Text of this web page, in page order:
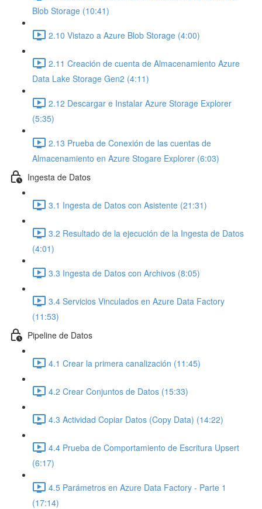
Blob Storage (10:41)
2.10 Vistazo a Azure Blob Storage (4:00)
2.11 Creación de cuenta de Almacenamiento Azure
Data Lake Storage Gen2 (4:11)
2.12 Descargar e Instalar Azure Storage Explorer
(5:35)
2.13 Prueba de Conexión de las cuentas de
Almacenamiento en Azure Stogare Explorer (6:03)
Ingesta de Datos
3.1 Ingesta de Datos con Asistente (21:31)
3.2 Resultado de la ejecución de la Ingesta de Datos
(4:01)
3.3 Ingesta de Datos con Archivos (8:05)
3.4 Servicios Vinculados en Azure Data Factory
(11:53)
Pipeline de Datos
4.1 Crear la primera canalización (11:45)
4.2 Crear Conjuntos de Datos (15:33)
4.3 Actividad Copiar Datos (Copy Data) (14:22)
4.4 Prueba de Comportamiento de Escritura Upsert
(6:17)
4.5 Parámetros en Azure Data Factory - Parte 1
(17:14)